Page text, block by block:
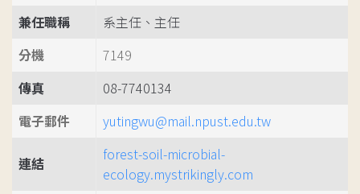
兼任職稱
系主任、主任
分機
7149
傳真
08-7740134
電子郵件
yutingwu@mail.npust.edu.tw
連結
forest-soil-microbial-
ecology.mystrikingly.com